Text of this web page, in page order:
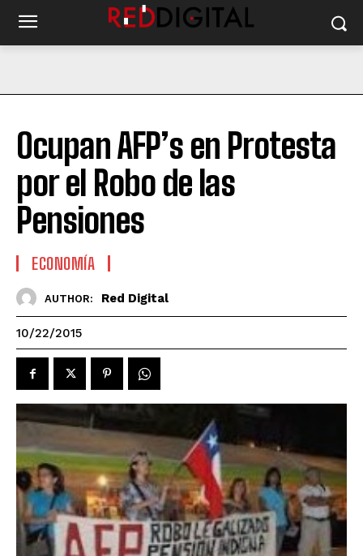
Ocupan AFP’s en Protesta
por el Robo de las
Pensiones
ECONOMÍA
AUTHOR: Red Digital
10/22/2015